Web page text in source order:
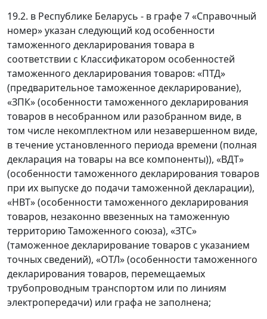
19.2. в Республике Беларусь - в графе 7 «Справочный
номер» указан следующий код особенности
таможенного декларирования товара в
соответствии с Классификатором особенностей
таможенного декларирования товаров: «ПТД»
(предварительное таможенное декларирование),
«ЗПК» (особенности таможенного декларирования
товаров в несобранном или разобранном виде, в
том числе некомплектном или незавершенном виде,
в течение установленного периода времени (полная
декларация на товары на все компоненты)), «ВДТ»
(особенности таможенного декларирования товаров
при их выпуске до подачи таможенной декларации),
«НВТ» (особенности таможенного декларирования
товаров, незаконно ввезенных на таможенную
территорию Таможенного союза), «ЗТС»
(таможенное декларирование товаров с указанием
точных сведений), «ОТЛ» (особенности таможенного
декларирования товаров, перемещаемых
трубопроводным транспортом или по линиям
электропередачи) или графа не заполнена;